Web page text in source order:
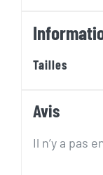
Tailles
Avis
Il n’y a pas